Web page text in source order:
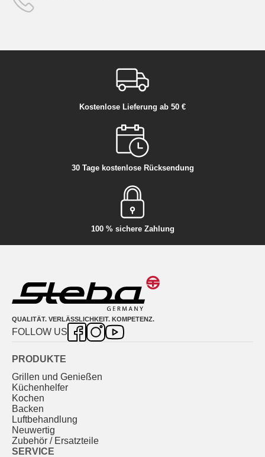
Kostenlose Lieferung ab 50 €
30 Tage kostenlose Rücksendung
100 % sichere Zahlung
QUALITÄT. VERLÄSSLICHKEIT. KOMPETENZ.
FOLLOW US
PRODUKTE
Grillen und Genießen
Küchenhelfer
Kochen
Backen
Luftbehandlung
Neuwertig
Zubehör / Ersatzteile
SERVICE